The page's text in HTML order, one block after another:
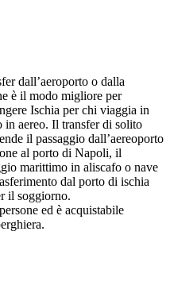
dall’aeroporto o dalla
è il modo migliore per
Ischia per chi viaggia in
in aereo. Il transfer di solito
il passaggio dall’aereoporto
al porto di Napoli, il
marittimo in aliscafo o nave
dal porto di ischia
il soggiorno.
ed è acquistabile